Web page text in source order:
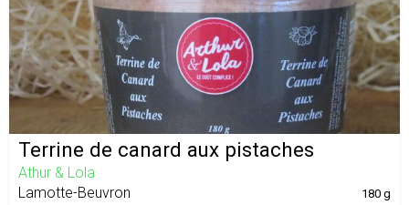
Terrine de canard aux pistaches
Athur & Lola
Lamotte-Beuvron
180 g